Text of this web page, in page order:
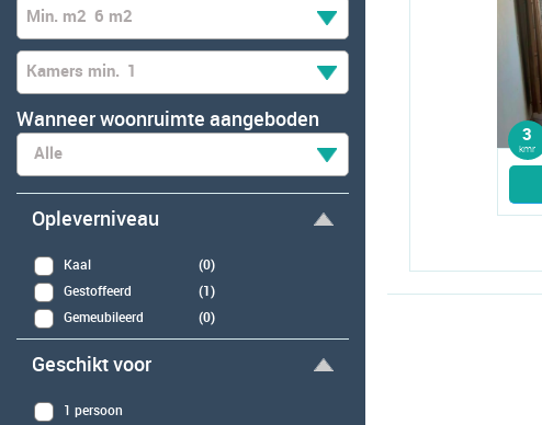
Min. m2 6 m2
Kamers min. 1
Wanneer woonruimte aangeboden
Alle
Opleverniveau
Kaal
(0)
Gestoffeerd
(1)
Gemeubileerd
(0)
Geschikt voor
1 persoon
3
kmr